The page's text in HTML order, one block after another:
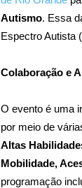
Autismo. Essa
Espectro Autista
Colaboração e
O evento é uma
por meio de
Altas
Mobilidade,
programação